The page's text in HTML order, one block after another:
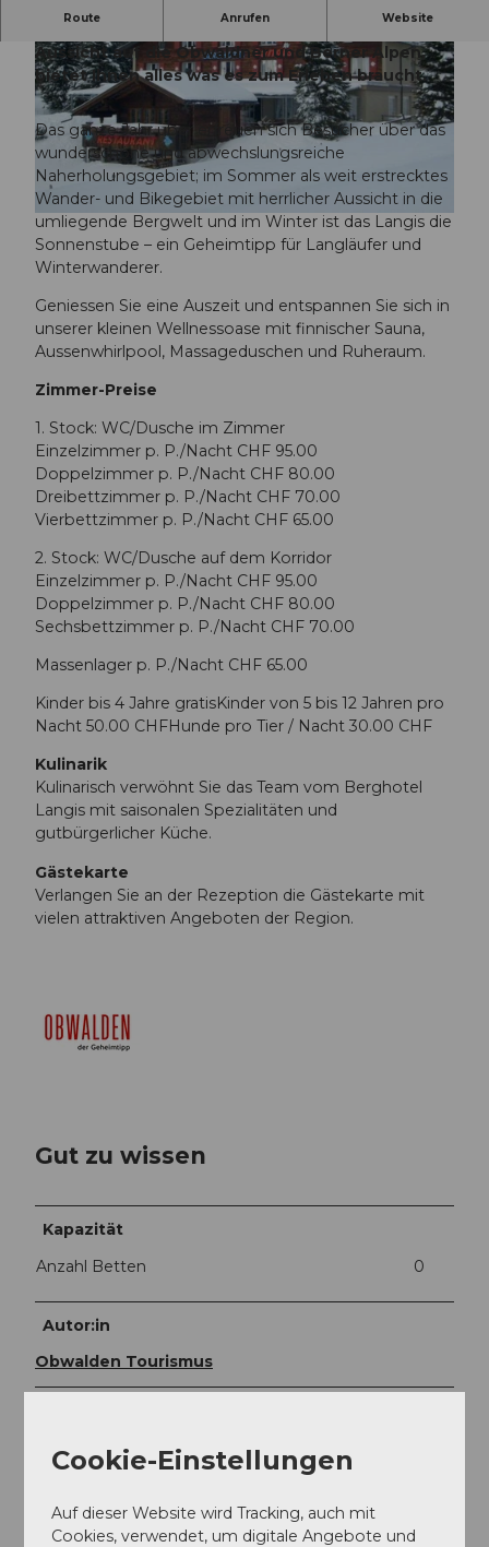
© Obwalden Tourismus, Obwalden Tourismus
© Obwalden Tourismus, Obwalden Tourismus
Route Anrufen Website
Aussicht auf die Obwaldner und Berner Alpen,
bietet Ihnen alles was es zum Erleben braucht.
Das ganze Jahr über erfreuen sich Besucher über das
wunderschöne und abwechslungsreiche
Naherholungsgebiet; im Sommer als weit erstrecktes
Wander- und Bikegebiet mit herrlicher Aussicht in die
umliegende Bergwelt und im Winter ist das Langis die
Sonnenstube – ein Geheimtipp für Langläufer und
Winterwanderer.
Geniessen Sie eine Auszeit und entspannen Sie sich in
unserer kleinen Wellnessoase mit finnischer Sauna,
Aussenwhirlpool, Massageduschen und Ruheraum.
Zimmer-Preise
1. Stock: WC/Dusche im Zimmer
Einzelzimmer p. P./Nacht CHF 95.00
Doppelzimmer p. P./Nacht CHF 80.00
Dreibettzimmer p. P./Nacht CHF 70.00
Vierbettzimmer p. P./Nacht CHF 65.00
2. Stock: WC/Dusche auf dem Korridor
Einzelzimmer p. P./Nacht CHF 95.00
Doppelzimmer p. P./Nacht CHF 80.00
Sechsbettzimmer p. P./Nacht CHF 70.00
Massenlager p. P./Nacht CHF 65.00
Kinder bis 4 Jahre gratisKinder von 5 bis 12 Jahren pro
Nacht 50.00 CHFHunde pro Tier / Nacht 30.00 CHF
Kulinarik
Kulinarisch verwöhnt Sie das Team vom Berghotel
Langis mit saisonalen Spezialitäten und
gutbürgerlicher Küche.
Gästekarte
Verlangen Sie an der Rezeption die Gästekarte mit
vielen attraktiven Angeboten der Region.
Gut zu wissen
Kapazität
Anzahl Betten
0
Autor:in
Obwalden Tourismus
Obwalden Tourismus
Cookie-Einstellungen
Auf dieser Website wird Tracking, auch mit
Cookies, verwendet, um digitale Angebote und